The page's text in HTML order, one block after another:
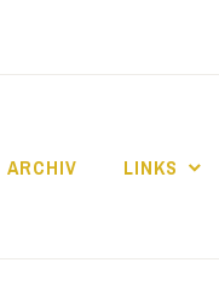
ARCHIV LINKS